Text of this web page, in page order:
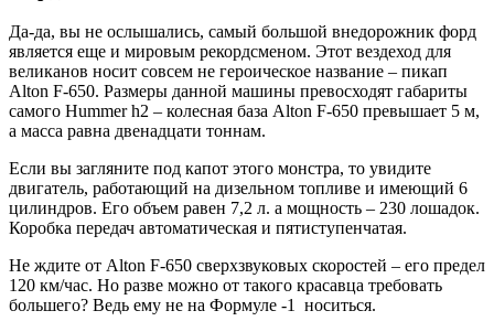
Да-да, вы не ослышались, самый большой внедорожник форд
является еще и мировым рекордсменом. Этот вездеход для
великанов носит совсем не героическое название – пикап
Alton F-650. Размеры данной машины превосходят габариты
самого Hummer h2 – колесная база Alton F-650 превышает 5 м,
а масса равна двенадцати тоннам.
Если вы загляните под капот этого монстра, то увидите
двигатель, работающий на дизельном топливе и имеющий 6
цилиндров. Его объем равен 7,2 л. а мощность – 230 лошадок.
Коробка передач автоматическая и пятиступенчатая.
Не ждите от Alton F-650 сверхзвуковых скоростей – его предел
120 км/час. Но разве можно от такого красавца требовать
большего? Ведь ему не на Формуле -1 носиться.